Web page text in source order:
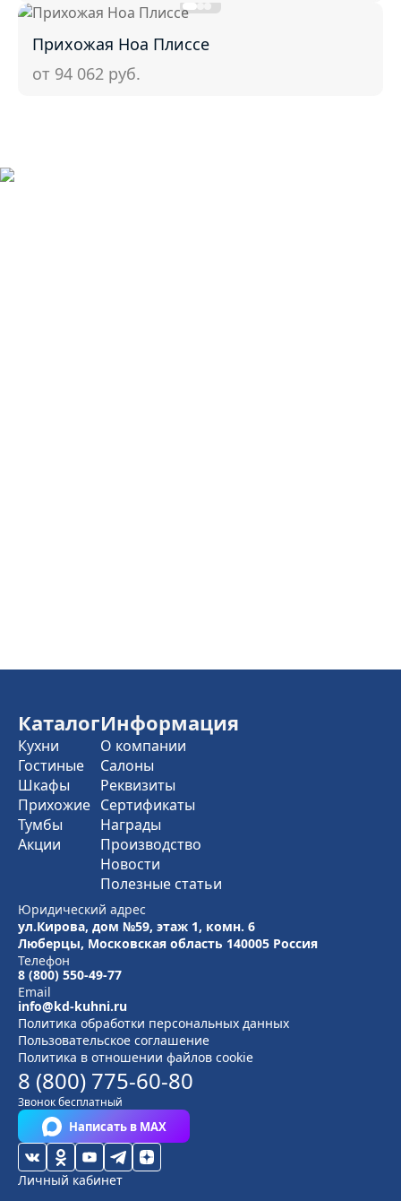
Прихожая Ноа Плиссе
от 94 062 руб.
Каталог
Кухни
Гостиные
Шкафы
Прихожие
Тумбы
Акции
Информация
О компании
Салоны
Реквизиты
Сертификаты
Награды
Производство
Новости
Полезные статьи
Юридический адрес
ул.Кирова, дом №59, этаж 1, комн. 6
Люберцы, Московская область 140005 Россия
Телефон
8 (800) 550-49-77
Email
info@kd-kuhni.ru
Политика обработки персональных данных
Пользовательское соглашение
Политика в отношении файлов cookie
8 (800) 775-60-80
Звонок бесплатный
Написать в MAX
Личный кабинет